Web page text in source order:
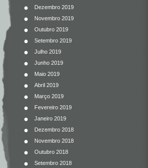
Dezembro 2019
Novembro 2019
Outubro 2019
Setembro 2019
Julho 2019
Junho 2019
Maio 2019
Abril 2019
Março 2019
Fevereiro 2019
Janeiro 2019
Dezembro 2018
Novembro 2018
Outubro 2018
Setembro 2018